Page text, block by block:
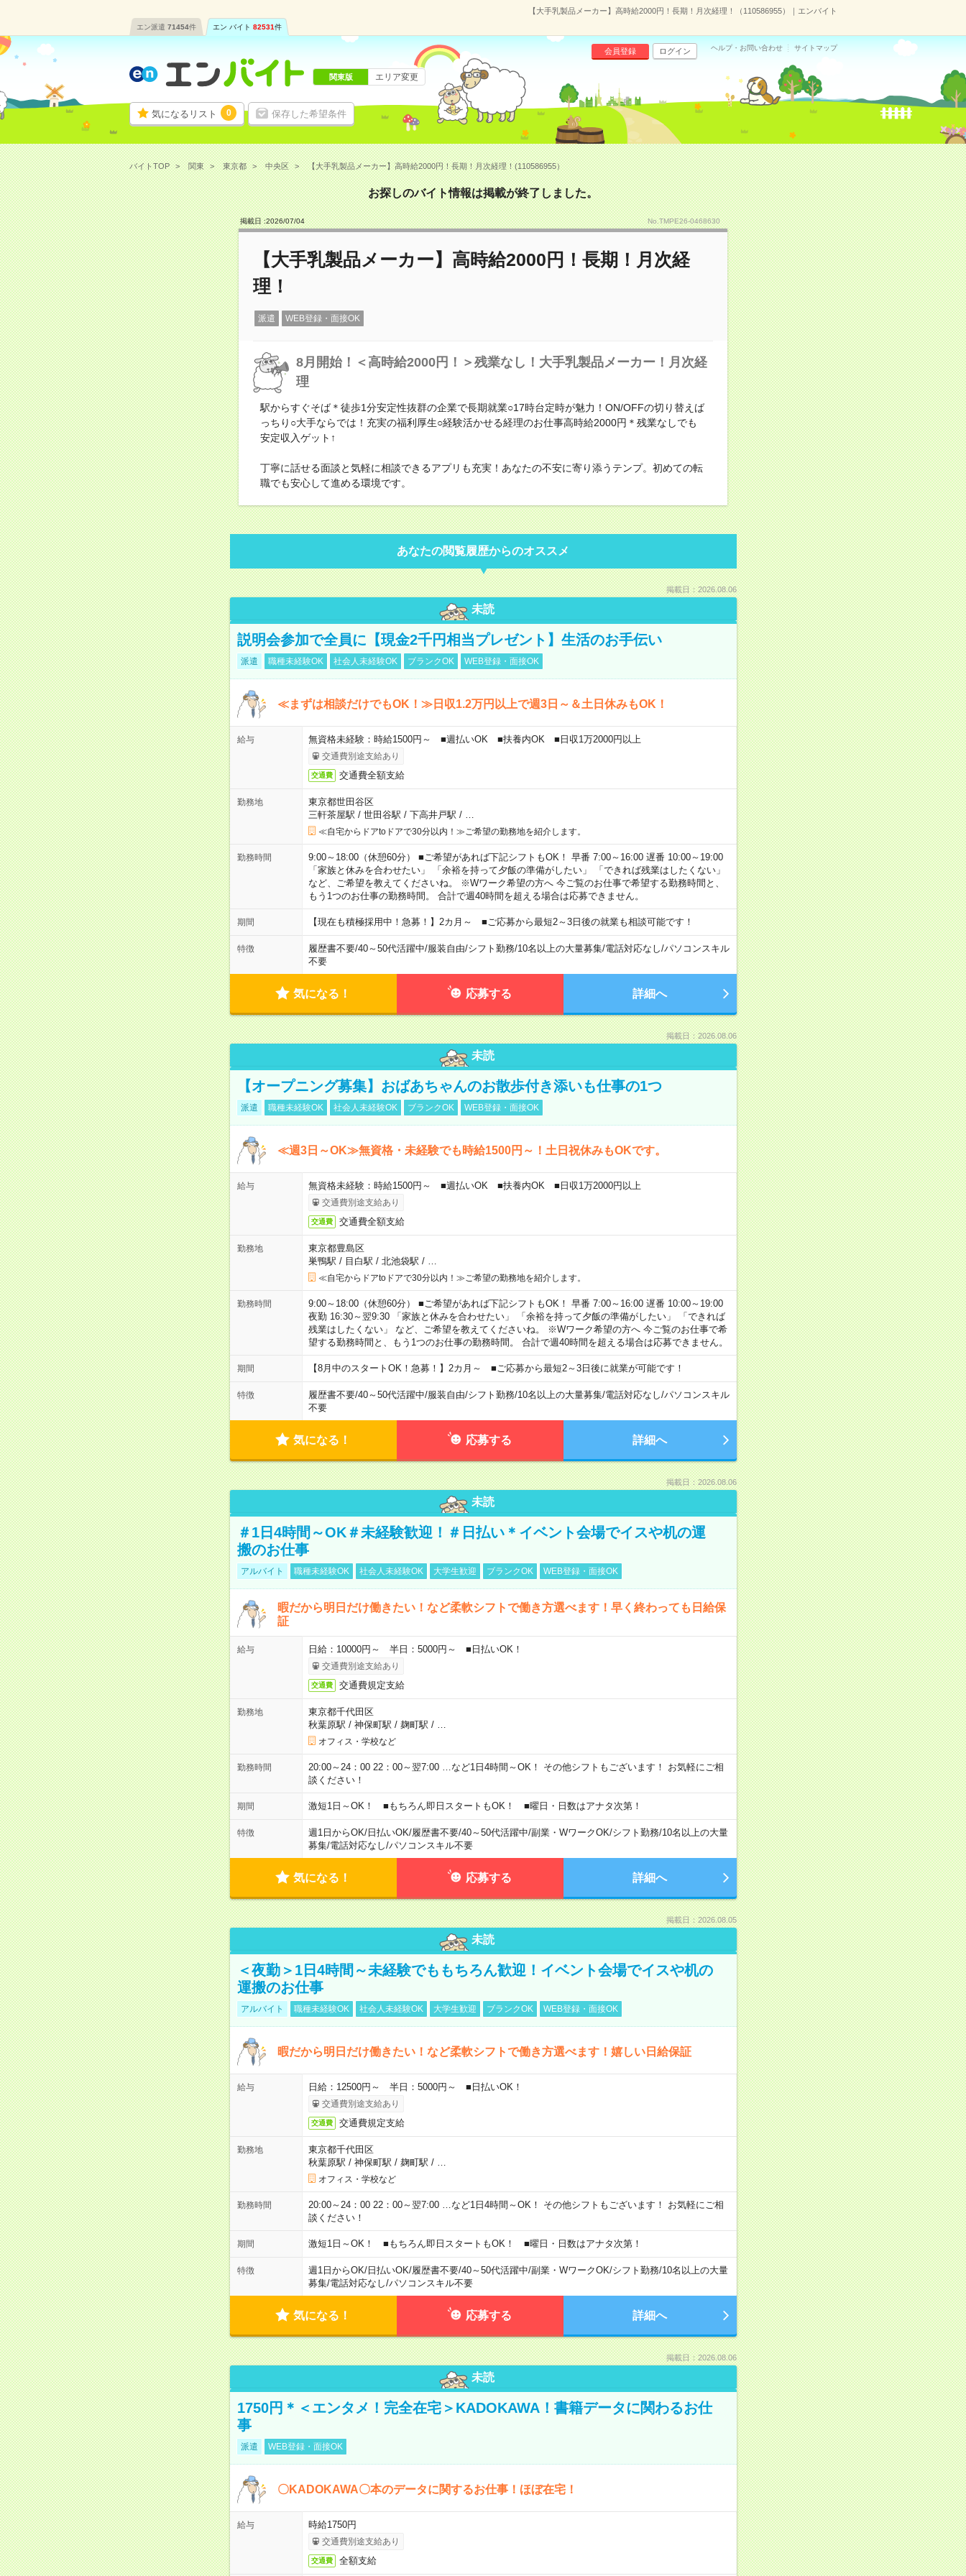
【大手乳製品メーカー】高時給2000円！長期！月次経理！（110586955）｜エンバイト
エン派遣 71454件 エン バイト 82531件
気になるリスト 0 保存した希望条件
会員登録 ログイン ヘルプ・お問い合わせ サイトマップ
関東版 エリア変更
バイトTOP 関東 東京都 中央区 【大手乳製品メーカー】高時給2000円！長期！月次経理！(110586955）
お探しのバイト情報は掲載が終了しました。
掲載日 :2026/07/04 No.TMPE26-0468630
【大手乳製品メーカー】高時給2000円！長期！月次経
理！
派遣 WEB登録・面接OK
8月開始！＜高時給2000円！＞残業なし！大手乳製品メーカー！月次経
理
駅からすぐそば＊徒歩1分安定性抜群の企業で長期就業○17時台定時が魅力！ON/OFFの切り替えば
っちり○大手ならでは！充実の福利厚生○経験活かせる経理のお仕事高時給2000円＊残業なしでも
安定収入ゲット↑
丁寧に話せる面談と気軽に相談できるアプリも充実！あなたの不安に寄り添うテンプ。初めての転
職でも安心して進める環境です。
あなたの閲覧履歴からのオススメ
掲載日：2026.08.06
未読
説明会参加で全員に【現金2千円相当プレゼント】生活のお手伝い
派遣 職種未経験OK 社会人未経験OK ブランクOK WEB登録・面接OK
≪まずは相談だけでもOK！≫日収1.2万円以上で週3日～＆土日休みもOK！
給与 無資格未経験：時給1500円～ ■週払いOK ■扶養内OK ■日収1万2000円以上
交通費別途支給あり
交通費 交通費全額支給
勤務地
東京都世田谷区
三軒茶屋駅 / 世田谷駅 / 下高井戸駅 /
≪自宅からドアtoドアで30分以内！≫ご希望の勤務地を紹介します。
勤務時間
9:00～18:00（休憩60分） ■ご希望があれば下記シフトもOK！ 早番 7:00～16:00 遅番 10:00～19:00
「家族と休みを合わせたい」 「余裕を持って夕飯の準備がしたい」 「できれば残業はしたくない」
など、ご希望を教えてくださいね。 ※Wワーク希望の方へ 今ご覧のお仕事で希望する勤務時間と、
もう1つのお仕事の勤務時間。 合計で週40時間を超える場合は応募できません。
期間 【現在も積極採用中！急募！】2カ月～ ■ご応募から最短2～3日後の就業も相談可能です！
特徴 履歴書不要/40～50代活躍中/服装自由/シフト勤務/10名以上の大量募集/電話対応なし/パソコンスキル
不要
気になる！ 応募する 詳細へ
掲載日：2026.08.06
未読
【オープニング募集】おばあちゃんのお散歩付き添いも仕事の1つ
派遣 職種未経験OK 社会人未経験OK ブランクOK WEB登録・面接OK
≪週3日～OK≫無資格・未経験でも時給1500円～！土日祝休みもOKです。
給与 無資格未経験：時給1500円～ ■週払いOK ■扶養内OK ■日収1万2000円以上
交通費別途支給あり
交通費 交通費全額支給
勤務地
東京都豊島区
巣鴨駅 / 目白駅 / 北池袋駅 /
≪自宅からドアtoドアで30分以内！≫ご希望の勤務地を紹介します。
勤務時間
9:00～18:00（休憩60分） ■ご希望があれば下記シフトもOK！ 早番 7:00～16:00 遅番 10:00～19:00
夜勤 16:30～翌9:30 「家族と休みを合わせたい」 「余裕を持って夕飯の準備がしたい」 「できれば
残業はしたくない」 など、ご希望を教えてくださいね。 ※Wワーク希望の方へ 今ご覧のお仕事で希
望する勤務時間と、もう1つのお仕事の勤務時間。 合計で週40時間を超える場合は応募できません。
期間 【8月中のスタートOK！急募！】2カ月～ ■ご応募から最短2～3日後に就業が可能です！
特徴 履歴書不要/40～50代活躍中/服装自由/シフト勤務/10名以上の大量募集/電話対応なし/パソコンスキル
不要
気になる！ 応募する 詳細へ
掲載日：2026.08.06
未読
＃1日4時間～OK＃未経験歓迎！＃日払い＊イベント会場でイスや机の運
搬のお仕事
アルバイト 職種未経験OK 社会人未経験OK 大学生歓迎 ブランクOK WEB登録・面接OK
暇だから明日だけ働きたい！など柔軟シフトで働き方選べます！早く終わっても日給保
証
給与 日給：10000円～ 半日：5000円～ ■日払いOK！
交通費別途支給あり
交通費 交通費規定支給
勤務地
東京都千代田区
秋葉原駅 / 神保町駅 / 麹町駅 /
オフィス・学校など
勤務時間
20:00～24：00 22：00～翌7:00 …など1日4時間～OK！ その他シフトもございます！ お気軽にご相
談ください！
期間 激短1日～OK！ ■もちろん即日スタートもOK！ ■曜日・日数はアナタ次第！
特徴 週1日からOK/日払いOK/履歴書不要/40～50代活躍中/副業・WワークOK/シフト勤務/10名以上の大量
募集/電話対応なし/パソコンスキル不要
気になる！ 応募する 詳細へ
掲載日：2026.08.05
未読
＜夜勤＞1日4時間～未経験でももちろん歓迎！イベント会場でイスや机の
運搬のお仕事
アルバイト 職種未経験OK 社会人未経験OK 大学生歓迎 ブランクOK WEB登録・面接OK
暇だから明日だけ働きたい！など柔軟シフトで働き方選べます！嬉しい日給保証
給与 日給：12500円～ 半日：5000円～ ■日払いOK！
交通費別途支給あり
交通費 交通費規定支給
勤務地
東京都千代田区
秋葉原駅 / 神保町駅 / 麹町駅 /
オフィス・学校など
勤務時間
20:00～24：00 22：00～翌7:00 …など1日4時間～OK！ その他シフトもございます！ お気軽にご相
談ください！
期間 激短1日～OK！ ■もちろん即日スタートもOK！ ■曜日・日数はアナタ次第！
特徴 週1日からOK/日払いOK/履歴書不要/40～50代活躍中/副業・WワークOK/シフト勤務/10名以上の大量
募集/電話対応なし/パソコンスキル不要
気になる！ 応募する 詳細へ
掲載日：2026.08.06
未読
1750円＊＜エンタメ！完全在宅＞KADOKAWA！書籍データに関わるお仕
事
派遣 WEB登録・面接OK
〇KADOKAWA〇本のデータに関するお仕事！ほぼ在宅！
給与 時給1750円
交通費別途支給あり
交通費 全額支給